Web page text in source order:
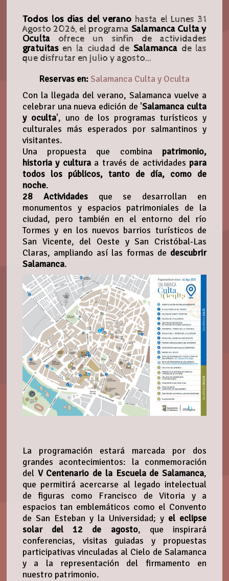
Todos los días del verano hasta el Lunes 31
Agosto 2026, el programa Salamanca Culta y
Oculta ofrece un sinfín de actividades
gratuitasen la ciudad de Salamancade las
que disfrutar en julio y agosto...
Reservas en:Salamanca Culta y Oculta
Con la llegada del verano, Salamanca vuelve a
celebrar una nueva edición de 'Salamanca culta
y oculta', uno de los programas turísticos y
culturales más esperados por salmantinos y
visitantes.
Una propuesta que combina patrimonio,
historia y culturaa través de actividades para
todos los públicos, tanto de día, como de
noche.
28 Actividadesque se desarrollan en
monumentos y espacios patrimoniales de la
ciudad, pero también en el entorno del río
Tormes y en los nuevos barrios turísticos de
San Vicente, del Oeste y San Cristóbal-Las
Claras, ampliando así las formas de descubrir
Salamanca.
La programación estará marcada por dos
grandes acontecimientos: la conmemoración
del V Centenario de la Escuela de Salamanca,
que permitirá acercarse al legado intelectual
de figuras como Francisco de Vitoria y a
espacios tan emblemáticos como el Convento
de San Esteban y la Universidad; y el eclipse
solar del 12 de agosto, que inspirará
conferencias, visitas guiadas y propuestas
participativas vinculadas al Cielo de Salamanca
y a la representación del firmamento en
nuestro patrimonio.